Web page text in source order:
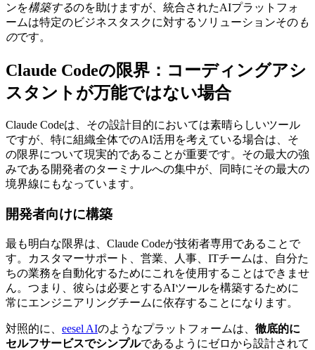
ンを構築するのを助けますが、統合されたAIプラットフォ
ームは特定のビジネスタスクに対するソリューションその も
のです。
Claude Codeの限界：コーディングアシ
スタントが万能ではない場合
Claude Codeは、その設計目的においては素晴らしいツール
ですが、特に組織全体でのAI活用を考えている場合は、そ
の限界について現実的であることが重要です。その最大の強
みである開発者のターミナルへの集中が、同時にその最大の
境界線にもなっています。
開発者向けに構築
最も明白な限界は、Claude Codeが技術者専用であることで
す。カスタマーサポート、営業、人事、ITチームは、自分た
ちの業務を自動化するためにこれを使用することはできませ
ん。つまり、彼らは必要とするAIツールを構築するために
常にエンジニアリングチームに依存することになります。
対照的に、 eesel AIのようなプラットフォームは、 徹底的に
セルフサービスでシンプルであるようにゼロから設計されて